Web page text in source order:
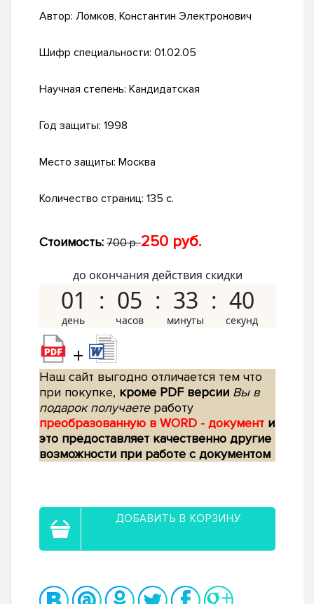
Автор: Ломков, Константин Электронович
Шифр специальности: 01.02.05
Научная степень: Кандидатская
Год защиты: 1998
Место защиты: Москва
Количество страниц: 135 с.
Стоимость: 700 р.250 руб.
до окончания действия скидки
01 05 33 39
+
Наш сайт выгодно отличается тем что
при покупке, кроме PDF версии Вы в
подарок получаетеработу
преобразованную в WORD - документ и
это предоставляет качественно другие
возможности при работе с документом
ДОБАВИТЬ В КОРЗИНУ